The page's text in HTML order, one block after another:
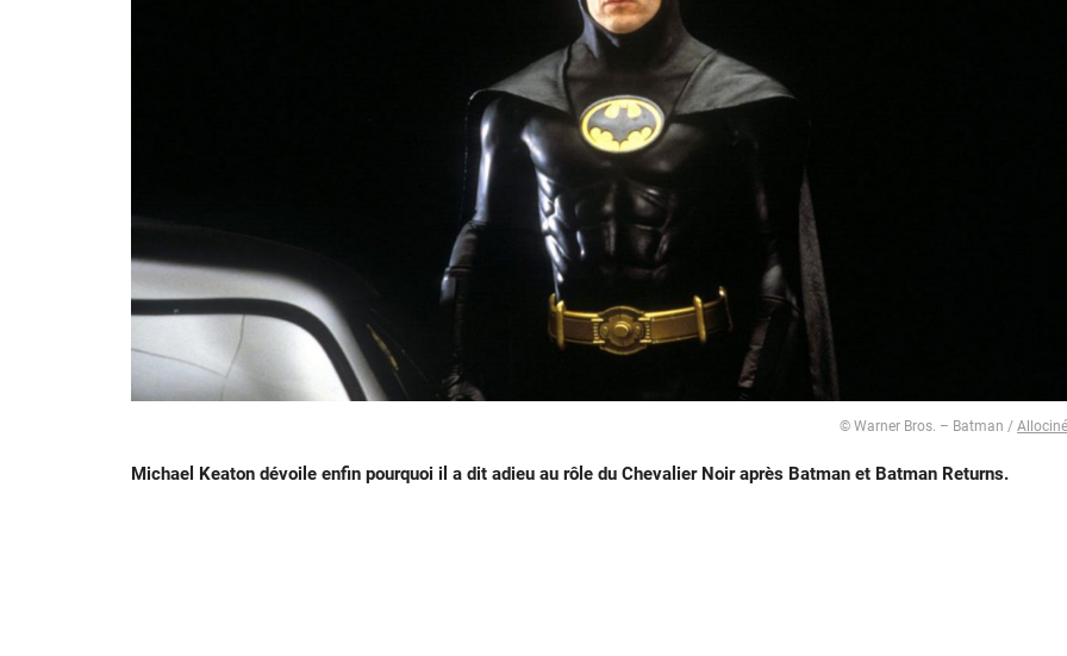
© Warner Bros. – Batman / Allociné
Michael Keaton dévoile enfin pourquoi il a dit adieu au rôle du Chevalier Noir après Batman et Batman Returns.